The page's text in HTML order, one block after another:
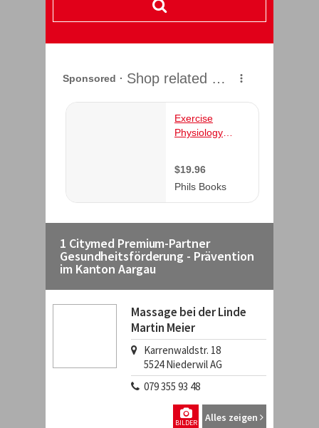
1 Citymed Premium-Partner
Gesundheitsförderung - Prävention
im Kanton Aargau
Massage bei der Linde
Martin Meier
Karrenwaldstr. 18
5524 Niederwil AG
079 355 93 48
Alles zeigen
BILDER